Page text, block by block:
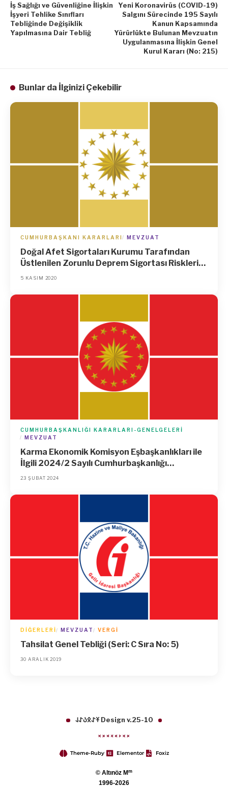
İş Sağlığı ve Güvenliğine İlişkin
İşyeri Tehlike Sınıfları
Tebliğinde Değişiklik
Yapılmasına Dair Tebliğ
Yeni Koronavirüs (COVID-19)
Salgını Sürecinde 195 Sayılı
Kanun Kapsamında
Yürürlükte Bulunan Mevzuatın
Uygulanmasına İlişkin Genel
Kurul Kararı (No: 215)
Bunlar da İlginizi Çekebilir
CUMHURBAŞKANI KARARLARI MEVZUAT
Doğal Afet Sigortaları Kurumu Tarafından
Üstlenilen Zorunlu Deprem Sigortası Riskleri
İçin Devlet Tarafından Hasar Fazlası
(Karar Sayısı: 3180)
5 KASIM 2020
CUMHURBAŞKANLIĞI KARARLARI-GENELGELERI
MEVZUAT
Karma Ekonomik Komisyon Eşbaşkanlıkları ile
İlgili 2024/2 Sayılı Cumhurbaşkanlığı
Genelgesi
23 ŞUBAT 2024
DIĞERLERI MEVZUAT VERGI
Tahsilat Genel Tebliği (Seri: C Sıra No: 5)
30 ARALIK 2019
𐱁𐰀𐰋𐰉𐰀𐰞 Design v.25-10
Theme-Ruby Elementor Foxiz
© Altınöz M m
1996-2026